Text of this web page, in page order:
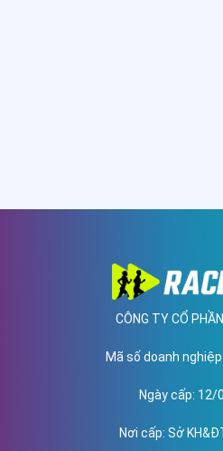
CÔNG TY CỔ
Mã số doanh nghiệp
Ngày cấp: 12/
Nơi cấp: Sở